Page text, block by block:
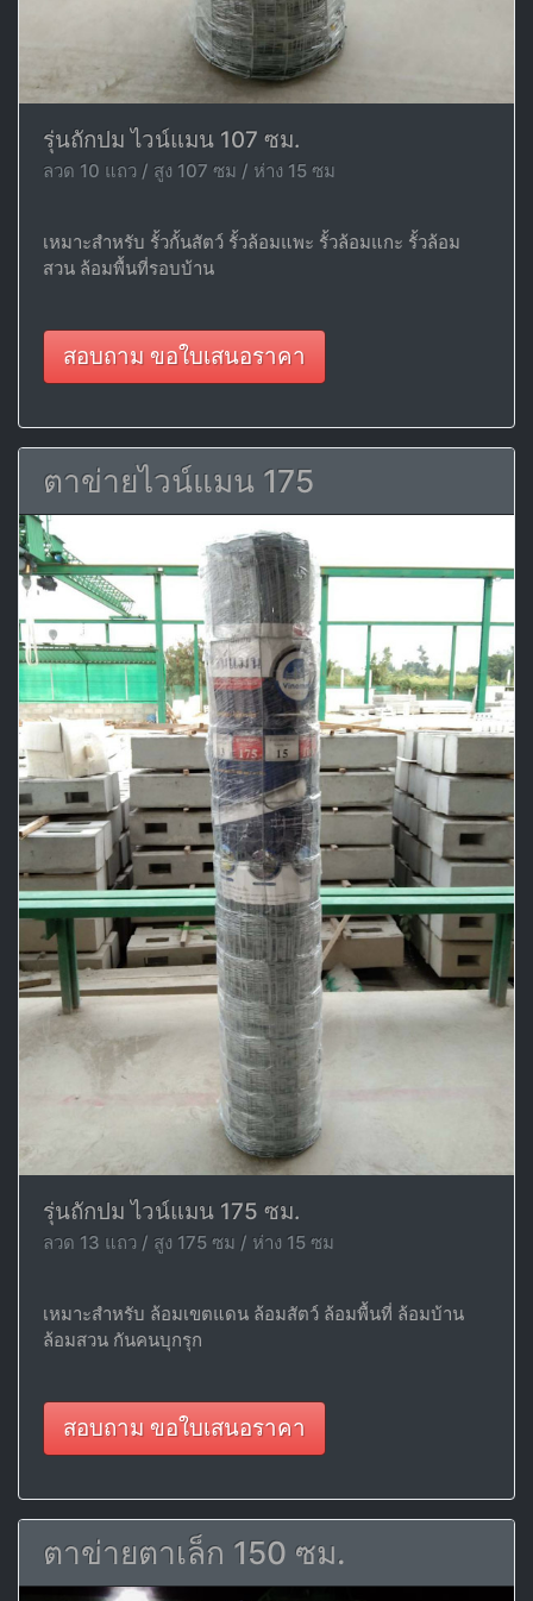
รุ่นถักปม ไวน์แมน 107 ซม.
ลวด 10 แถว / สูง 107 ซม / ห่าง 15 ซม
เหมาะสำหรับ รั้วกั้นสัตว์ รั้วล้อมแพะ รั้วล้อมแกะ รั้วล้อม
สวน ล้อมพื้นที่รอบบ้าน
สอบถาม ขอใบเสนอราคา
ตาข่ายไวน์แมน 175
รุ่นถักปม ไวน์แมน 175 ซม.
ลวด 13 แถว / สูง 175 ซม / ห่าง 15 ซม
เหมาะสำหรับ ล้อมเขตแดน ล้อมสัตว์ ล้อมพื้นที่ ล้อมบ้าน
ล้อมสวน กันคนบุกรุก
สอบถาม ขอใบเสนอราคา
ตาข่ายตาเล็ก 150 ซม.